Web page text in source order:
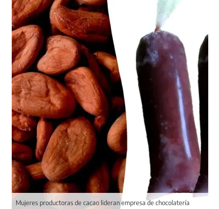
Mujeres productoras de cacao lideran empresa de chocolatería